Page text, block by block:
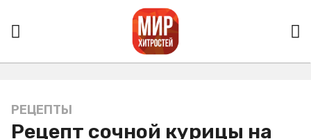
7
л
РЕЦЕПТЫ
Рецепт сочной курицы на